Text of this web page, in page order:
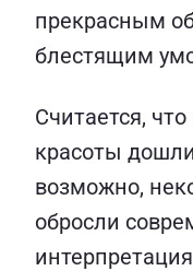
прекрасным
блестящим
Считается,
красоты
возможно,
обросли